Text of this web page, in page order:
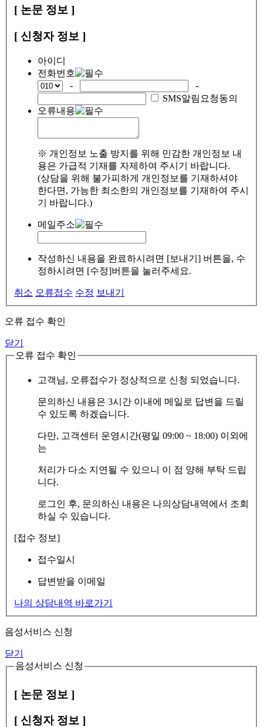
[ 논문 정보 ]
[ 신청자 정보 ]
아이디
전화번호
-
-
SMS알림요청동의
오류내용
※ 개인정보 노출 방지를 위해 민감한 개인정보 내
용은 가급적 기재를 자제하여 주시기 바랍니다.
(상담을 위해 불가피하게 개인정보를 기재하셔야
한다면, 가능한 최소한의 개인정보를 기재하여 주시
기 바랍니다.)
메일주소
작성하신 내용을 완료하시려면 [보내기] 버튼을, 수
정하시려면 [수정]버튼을 눌러주세요.
취소 오류접수 수정 보내기
오류 접수 확인
닫기
오류 접수 확인
고객님, 오류접수가 정상적으로 신청 되었습니다.
문의하신 내용은 3시간 이내에 메일로 답변을 드릴
수 있도록 하겠습니다.
다만, 고객센터 운영시간(평일 09:00 ~ 18:00) 이외에
는
처리가 다소 지연될 수 있으니 이 점 양해 부탁 드립
니다.
로그인 후, 문의하신 내용은 나의상담내역에서 조회
하실 수 있습니다.
[접수 정보]
접수일시
답변받을 이메일
나의 상담내역 바로가기
음성서비스 신청
닫기
음성서비스 신청
[ 논문 정보 ]
[ 신청자 정보 ]